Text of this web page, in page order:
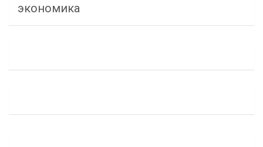
экономика